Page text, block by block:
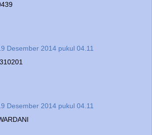
Desember 2014 pukul 04.11
Desember 2014 pukul 04.11